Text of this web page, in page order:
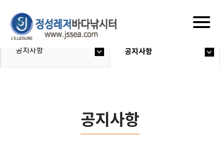
공지사항 공지사항
공지사항